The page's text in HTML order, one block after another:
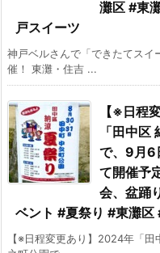
灘区 #東
戸スイーツ
神戸ベルさんで「できたてスイ
催！ 東灘・住吉 ...
【※日程
「田中
で、9月6
て開催予
会、盆踊
ベント #夏祭り #東灘区
【※日程変更あり】2024年「